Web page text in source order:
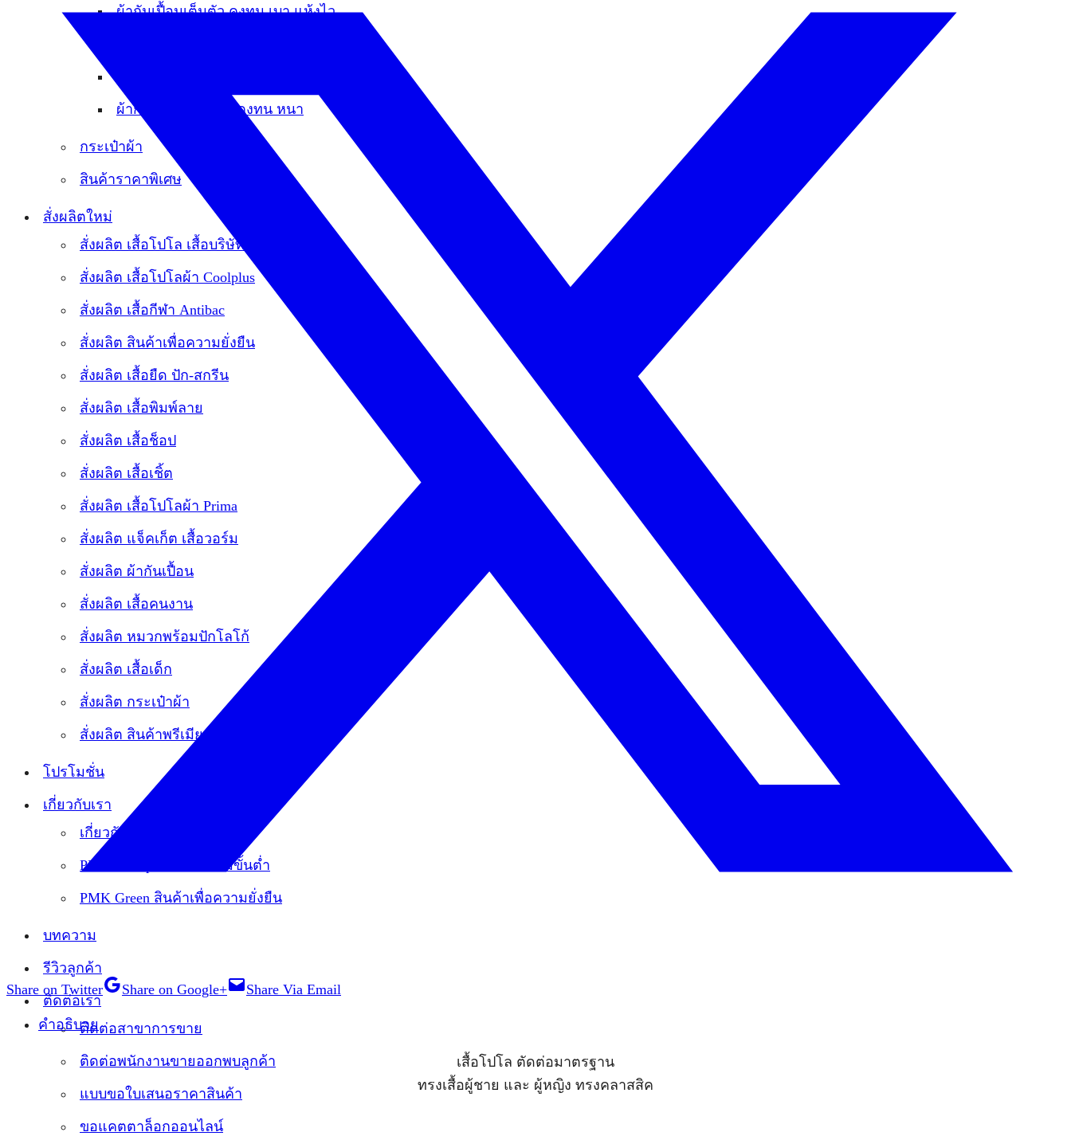
ผ้ากันเปื้อนเต็มตัว คงทน เบา แห้งไว
ผ้ากันเปื้อน Modern คงทน หนา
กระเป๋าผ้า
สินค้าราคาพิเศษ
สั่งผลิตใหม่
สั่งผลิต เสื้อโปโล เสื้อบริษัท
สั่งผลิต เสื้อโปโลผ้า Coolplus
สั่งผลิต เสื้อกีฬา Antibac
สั่งผลิต สินค้าเพื่อความยั่งยืน
สั่งผลิต เสื้อยืด ปัก-สกรีน
สั่งผลิต เสื้อพิมพ์ลาย
สั่งผลิต เสื้อช็อป
สั่งผลิต เสื้อเชิ้ต
สั่งผลิต เสื้อโปโลผ้า Prima
สั่งผลิต แจ็คเก็ต เสื้อวอร์ม
สั่งผลิต ผ้ากันเปื้อน
สั่งผลิต เสื้อคนงาน
สั่งผลิต หมวกพร้อมปักโลโก้
สั่งผลิต เสื้อเด็ก
สั่งผลิต กระเป๋าผ้า
สั่งผลิต สินค้าพรีเมียม
โปรโมชั่น
เกี่ยวกับเรา
เกี่ยวกับเรา
PMK Prompt ด่วนไว ไม่มีขั้นต่ำ
PMK Green สินค้าเพื่อความยั่งยืน
บทความ
รีวิวลูกค้า
ติดต่อเรา
ติดต่อสาขาการขาย
ติดต่อพนักงานขายออกพบลูกค้า
แบบขอใบเสนอราคาสินค้า
ขอแคตตาล็อกออนไลน์
Share on Twitter Share on Google+ Share Via Email
คำอธิบาย
เสื้อโปโล ตัดต่อมาตรฐาน
ทรงเสื้อผู้ชาย และ ผู้หญิง ทรงคลาสสิค